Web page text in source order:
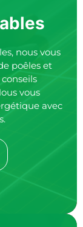
nous vous
poêles et
vous
avec